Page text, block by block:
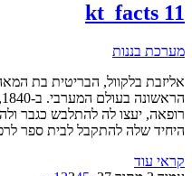
kt_facts 11
מערכת בננות
רופאה, יעצו לה להתלבש כגבר
היחיד שלה להתקבל לבית ספר
קראי עוד